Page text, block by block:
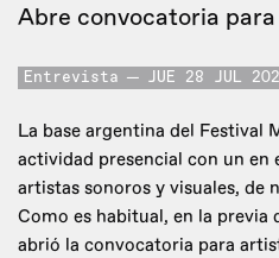
Abre convocatoria
Entrevista JUE 28 JUL
La base argentina del Festival
actividad presencial con un en
artistas sonoros y visuales, de
Como es habitual, en la previa
abrió la convocatoria para